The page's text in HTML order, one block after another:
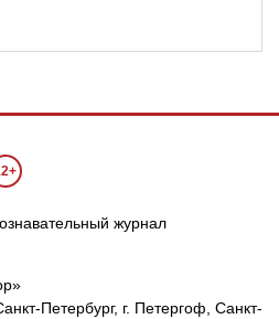
журнал
Петербург, г. Петергоф, Санкт-